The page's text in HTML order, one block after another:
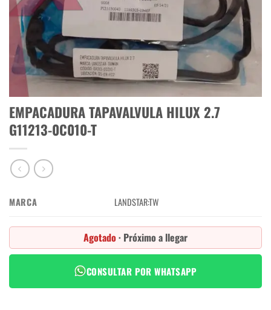
EMPACADURA TAPAVALVULA HILUX 2.7
G11213-0C010-T
MARCA LANDSTAR:TW
Agotado · Próximo a llegar
CONSULTAR POR WHATSAPP